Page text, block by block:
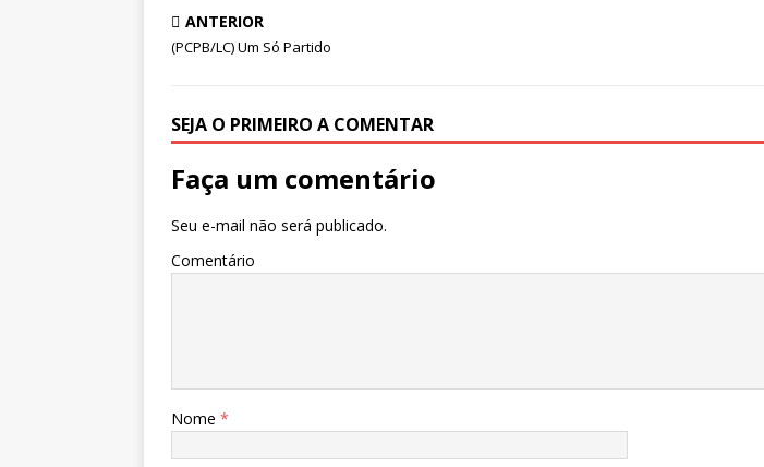
o p
ANTERIOR
(PCPB/LC) Um Só Partido
SEJA O PRIMEIRO A COMENTAR
Faça um comentário
Seu e-mail não será publicado.
Comentário
Nome *